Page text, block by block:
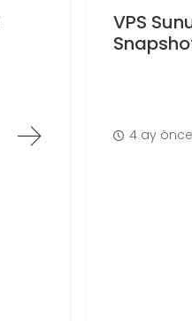
VPS
4 ay önce